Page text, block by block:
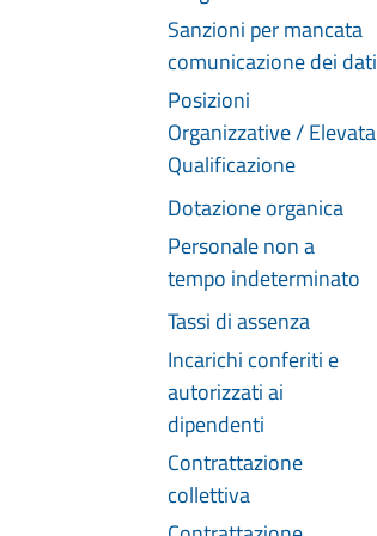
Sanzioni per mancata
comunicazione dei dati
Posizioni
Organizzative / Elevata
Qualificazione
Dotazione organica
Personale non a
tempo indeterminato
Tassi di assenza
Incarichi conferiti e
autorizzati ai
dipendenti
Contrattazione
collettiva